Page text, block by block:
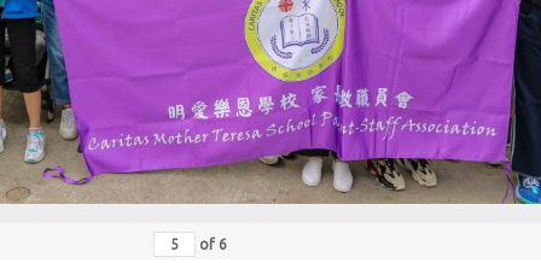
of 6